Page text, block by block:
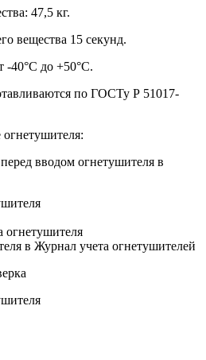
47,5 кг.
вещества 15 секунд.
-40°C до +50°C.
по ГОСТу Р 51017-
вводом огнетушителя в
огнетушителя
в Журнал учета огнетушителей